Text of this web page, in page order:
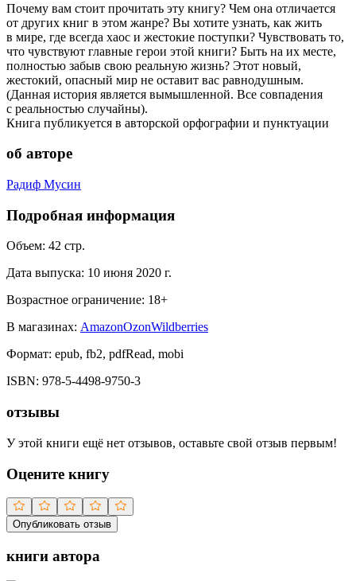
Почему вам стоит прочитать эту книгу? Чем она отличается
от других книг в этом жанре? Вы хотите узнать, как жить
в мире, где всегда хаос и жестокие поступки? Чувствовать то,
что чувствуют главные герои этой книги? Быть на их месте,
полностью забыв свою реальную жизнь? Этот новый,
жестокий, опасный мир не оставит вас равнодушным.
(Данная история является вымышленной. Все совпадения
с реальностью случайны).
Книга публикуется в авторской орфографии и пунктуации
об авторе
Радиф Мусин
Подробная информация
Объем: 42 стр.
Дата выпуска: 10 июня 2020 г.
Возрастное ограничение: 18+
В магазинах: AmazonOzonWildberries
Формат: epub, fb2, pdfRead, mobi
ISBN: 978-5-4498-9750-3
отзывы
У этой книги ещё нет отзывов, оставьте свой отзыв первым!
Оцените книгу
Опубликовать отзыв
книги автора